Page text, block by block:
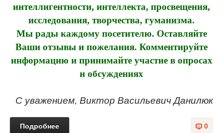
интеллигентности, интеллекта, просвещения,
исследования, творчества, гуманизма.
Мы рады каждому посетителю. Оставляйте
Ваши отзывы и пожелания. Комментируйте
информацию и принимайте участие в опросах
и обсуждениях
С уважением, Виктор Васильевич Данилюк
0
Подробнее